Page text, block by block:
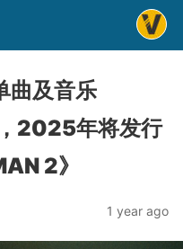
曲及音乐
2025年将发行
2》
1 year ago